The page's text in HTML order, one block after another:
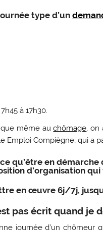
type d’un
à 17h30.
que même auchômage, on
Emploi Compiègne, qui a
qu’être en
d’organisation
en œuvre 6j/7j,
pas écrit quand je
journée d’un chômeur